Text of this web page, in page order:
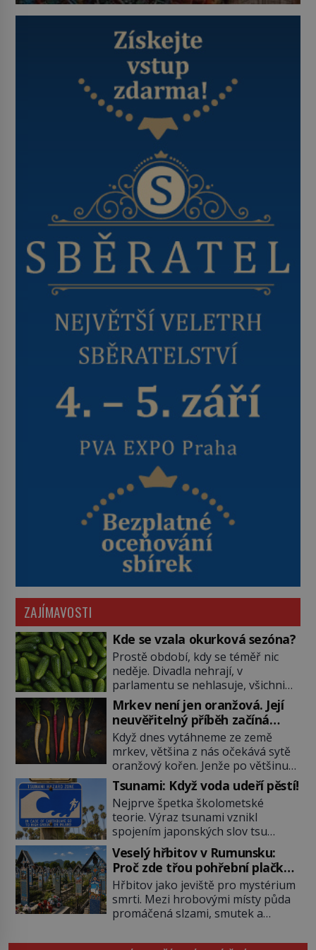
ZAJÍMAVOSTI
Kde se vzala okurková sezóna?
Prostě období, kdy se téměř nic
neděje. Divadla nehrají, v
parlamentu se nehlasuje, všichni
jsou na dovolené a média tak
nemají o čem mluvit a psát. A
vymýšlejí si proto témata, které
nikoho nezajímají. Proč je však ona
letní doba spojovaná zrovna s
okurkami? Okurkovou sezónu
známe už od poloviny 19. století,
ovšem jako Češi […]
Mrkev není jen oranžová. Její
neuvěřitelný příběh začíná
fialovou barvou
Když dnes vytáhneme ze země
mrkev, většina z nás očekává sytě
oranžový kořen. Jenže po většinu
své historie je mrkev všechno
možné, jen ne oranžová. Je fialová,
žlutá, bílá, někdy dokonce téměř
černá. Až díky stovkám let
pečlivého šlechtění se z ní stává
zelenina, bez které si českou
zahradu ani nedokážeme
představit. Její příběh je […]
Tsunami: Když voda udeří pěstí!
Nejprve špetka školometské
teorie. Výraz tsunami vznikl
spojením japonských slov tsu
(přístav) a nami (vlna). Jedná se o
dlouhou vlnu, která je na volném
moři takřka nepostřehnutelná.
Ačkoli je vlnová délka tsunami i 300
kilometrů, výška vlny na volném
moři je maximálně 1,5 metru.
i v Evropě? Vznik tsunami si […]
Veselý hřbitov v Rumunsku:
Proč zde třou pohřební plačky
bídu s nouzí?
Hřbitov jako jeviště pro mystérium
smrti. Mezi hrobovými místy půda
promáčená slzami, smutek a
Jsou ale výjimky, kde pohřební